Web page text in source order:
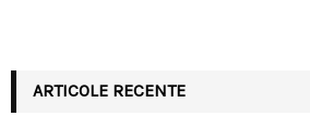
ARTICOLE RECENTE